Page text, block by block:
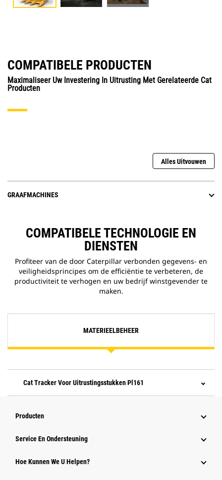
COMPATIBELE PRODUCTEN
Maximaliseer Uw Investering In Uitrusting Met Gerelateerde Cat
Producten
Alles Uitvouwen
GRAAFMACHINES
COMPATIBELE TECHNOLOGIE EN
DIENSTEN
Profiteer van de door Caterpillar verbonden gegevens- en
veiligheidsprincipes om de efficiëntie te verbeteren, de
productiviteit te verhogen en uw bedrijf winstgevender te
maken.
MATERIEELBEHEER
Cat Tracker Voor Uitrustingsstukken Pl161
Producten
Service En Ondersteuning
Hoe Kunnen We U Helpen?